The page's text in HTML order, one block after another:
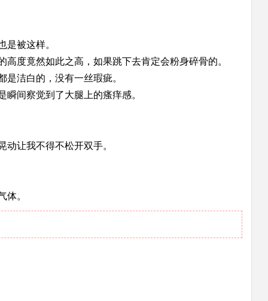
被这样。
度竟然如此之高，如果跳下去肯定会粉身碎骨的。
洁白的，没有一丝瑕疵。
间察觉到了大腿上的瘙痒感。
让我不得不松开双手。
体。